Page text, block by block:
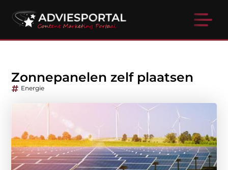
Zonnepanelen zelf plaatsen
Energie